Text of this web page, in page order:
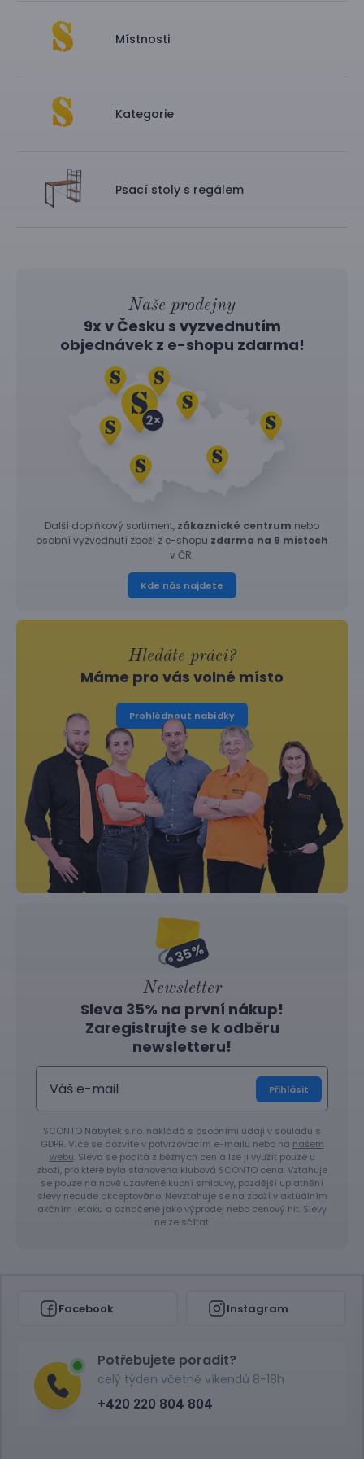
Místnosti
Kategorie
Psací stoly s regálem
Naše prodejny
9x v Česku s vyzvednutím
objednávek z e-shopu zdarma!
Další doplňkový sortiment, zákaznické centrum nebo
osobní vyzvednutí zboží z e-shopu zdarma na 9 místech
v ČR.
Kde nás najdete
Hledáte práci?
Máme pro vás volné místo
Prohlédnout nabídky
Newsletter
Sleva 35% na první nákup!
Zaregistrujte se k odběru
newsletteru!
Přihlásit
SCONTO Nábytek s.r.o. nakládá s osobními údaji v souladu s
GDPR. Více se dozvíte v potvrzovacím e-mailu nebo na našem
webu. Sleva se počítá z běžných cen a lze ji využít pouze u
zboží, pro které byla stanovena klubová SCONTO cena. Vztahuje
se pouze na nově uzavřené kupní smlouvy, pozdější uplatnění
slevy nebude akceptováno. Nevztahuje se na zboží v aktuálním
akčním letáku a označené jako výprodej nebo cenový hit. Slevy
nelze sčítat.
Facebook Instagram
Potřebujete poradit?
celý týden včetně víkendů 8-18h
+420 220 804 804